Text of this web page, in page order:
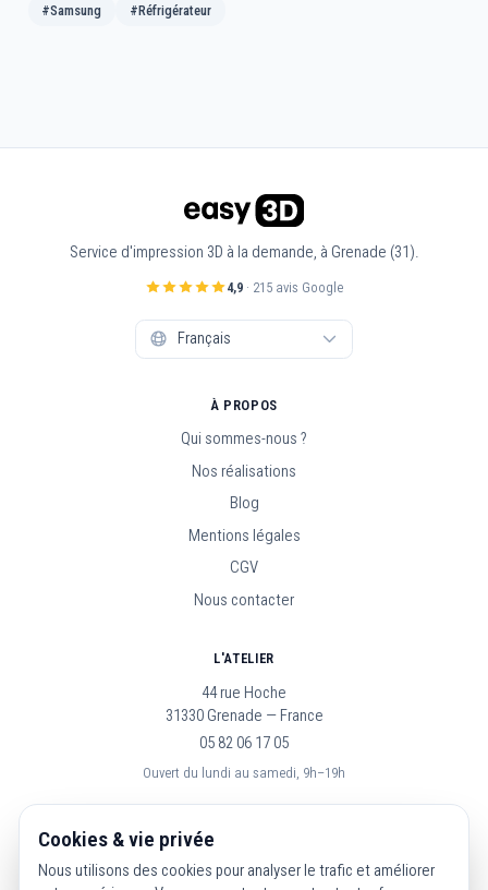
#Samsung #Réfrigérateur
Service d'impression 3D à la demande, à Grenade (31).
4,9· 215 avis Google
À PROPOS
Qui sommes-nous ?
Nos réalisations
Blog
Mentions légales
CGV
Nous contacter
L'ATELIER
44 rue Hoche
31330 Grenade — France
05 82 06 17 05
Ouvert du lundi au samedi, 9h–19h
SUIVEZ-NOUS
Cookies & vie privée
Nous utilisons des cookies pour analyser le trafic et améliorer